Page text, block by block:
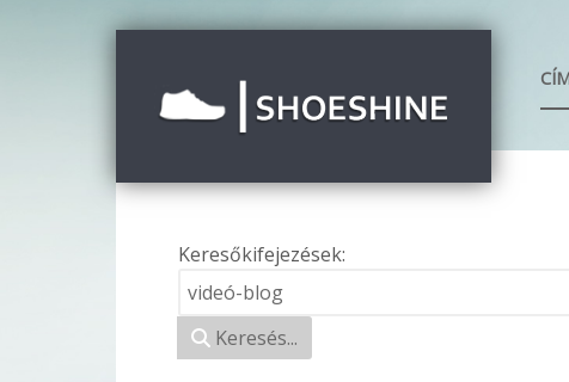
Keresési űrlap
Keresőkifejezések:
Keresés...